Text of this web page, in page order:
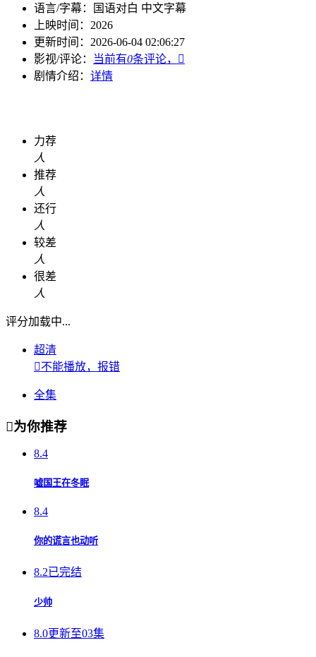
语言/字幕：
国语对白 中文字幕
上映时间： 2026
更新时间： 2026-06-04 02:06:27
影视/评论：
当前有0条评论，

剧情介绍： 详情
力荐
人
推荐
人
还行
人
较差
人
很差
人
评分加载中...
超清
不能播放，报错
全集
为你推荐
8.4
嘘国王在冬眠
8.4
你的谎言也动听
8.2已完结
少帅
8.0更新至03集